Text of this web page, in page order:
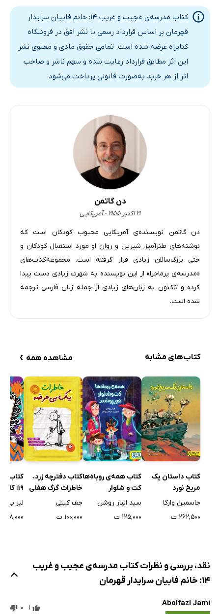
کتاب مدرسه‌ی عجیب و غریب 14: خانم فابیان سرایدار
قهرمان بر اساس قرارداد رسمی با نشر افق در فروشگاه
کتابراه عرضه شده است. تمامی حقوق مادی و معنوی نشر
این اثر مطابق قرارداد رعایت شده و سهم ناشر و صاحب
اثر از هر خرید به‌صورت قانونی پرداخت می‌شود.
دن گاتمن
۱۹ اکتبر ۱۹۵۵ - آمریکایی
دن گاتمن نویسنده‌ی آمریکایی محبوب کودکان است که
نوشته‌های طنزآمیز، شیرین و روان او مورد استقبال کودکان و
حتی بزرگ‌سالان زیادی قرار گرفته است. مجموعه‌‌کتاب‌های
«مدرسه‌ی پرماجرا» از این نویسنده به شهرت زیادی دست پیدا
کرده و تاکنون به زبان‌های زیادی از جمله زبان فارسی ترجمه
شده است.
کتاب‌های مشابه مشاهده همه ›
کتاب داستان یک
مریخ نورد
جاسمین وارگا
۲۶۲,۵۰۰ ت
کتاب همه‌ی روباه‌ها
کت و شلوار
نمی‌پوشند
سید الیار روشن
۱۲۵,۰۰۰ ت
کتاب دفترچه زرد،
خاطرات گرگ هفلی
جف کینی
۱۰۰,۰۰۰ ت
کتاب
19:
تصادفی
لیز
۴۸,۰۰۰ ت
نقد، بررسی و نظرات کتاب مدرسه‌ی عجیب و غریب
14: خانم فابیان سرایدار قهرمان
Abolfazl Jami
1
0